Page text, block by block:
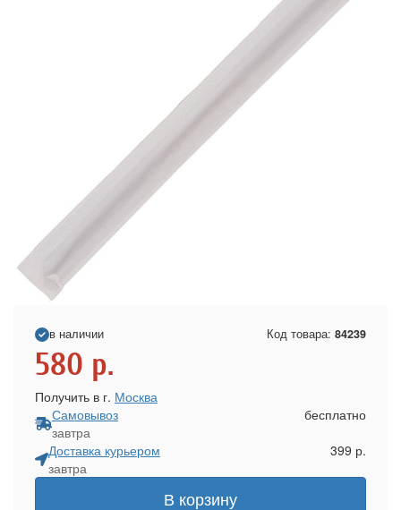
в наличии Код товара: 84239
580 р.
Получить в г. Москва
Самовывоз
завтра
бесплатно
Доставка курьером
завтра
399 р.
В корзину